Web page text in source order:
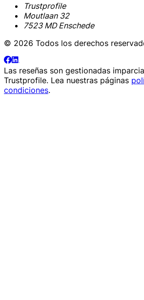
Trustprofile
Moutlaan 32
7523 MD Enschede
© 2026 Todos los derechos
Las reseñas son gestionadas
Trustprofile. Lea nuestras páginas
condiciones.